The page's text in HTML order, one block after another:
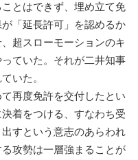
とはできず、埋め立て免
「延長許可」を認めるか
超スローモーションのキ
ていた。それが二井知事
いた。
再度免許を交付したとい
着をつける、すなわち受
すという意志のあらわれ
攻勢は一層強まることが